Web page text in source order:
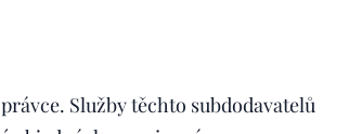
Služby těchto subdodavatelů